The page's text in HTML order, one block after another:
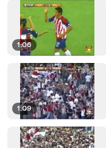
1:06
1:09